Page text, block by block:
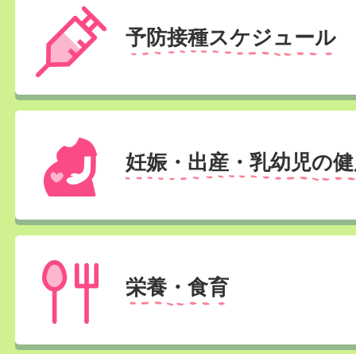
予防接種スケジュール
妊娠・出産・乳幼児の
栄養・食育